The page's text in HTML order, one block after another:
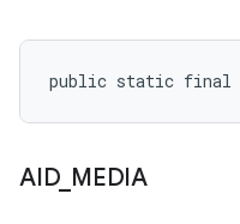
public static final
AID_ MEDIA